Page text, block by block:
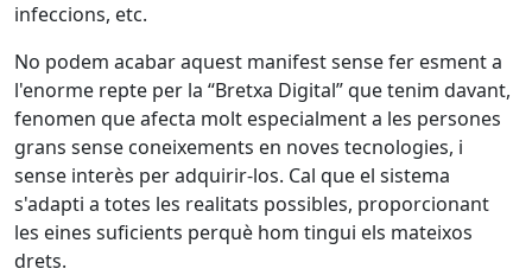
infeccions, etc.
No podem acabar aquest manifest sense fer esment a
l'enorme repte per la “Bretxa Digital” que tenim davant,
fenomen que afecta molt especialment a les persones
grans sense coneixements en noves tecnologies, i
sense interès per adquirir-los. Cal que el sistema
s'adapti a totes les realitats possibles, proporcionant
les eines suficients perquè hom tingui els mateixos
drets.